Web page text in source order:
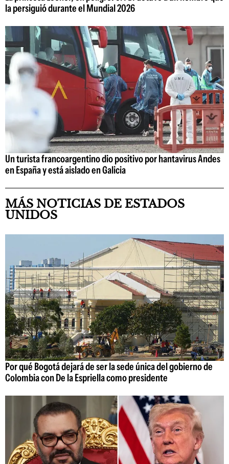
la persiguió durante el Mundial 2026
Un turista francoargentino dio positivo por hantavirus Andes
en España y está aislado en Galicia
MÁS NOTICIAS DE ESTADOS
UNIDOS
Por qué Bogotá dejará de ser la sede única del gobierno de
Colombia con De la Espriella como presidente